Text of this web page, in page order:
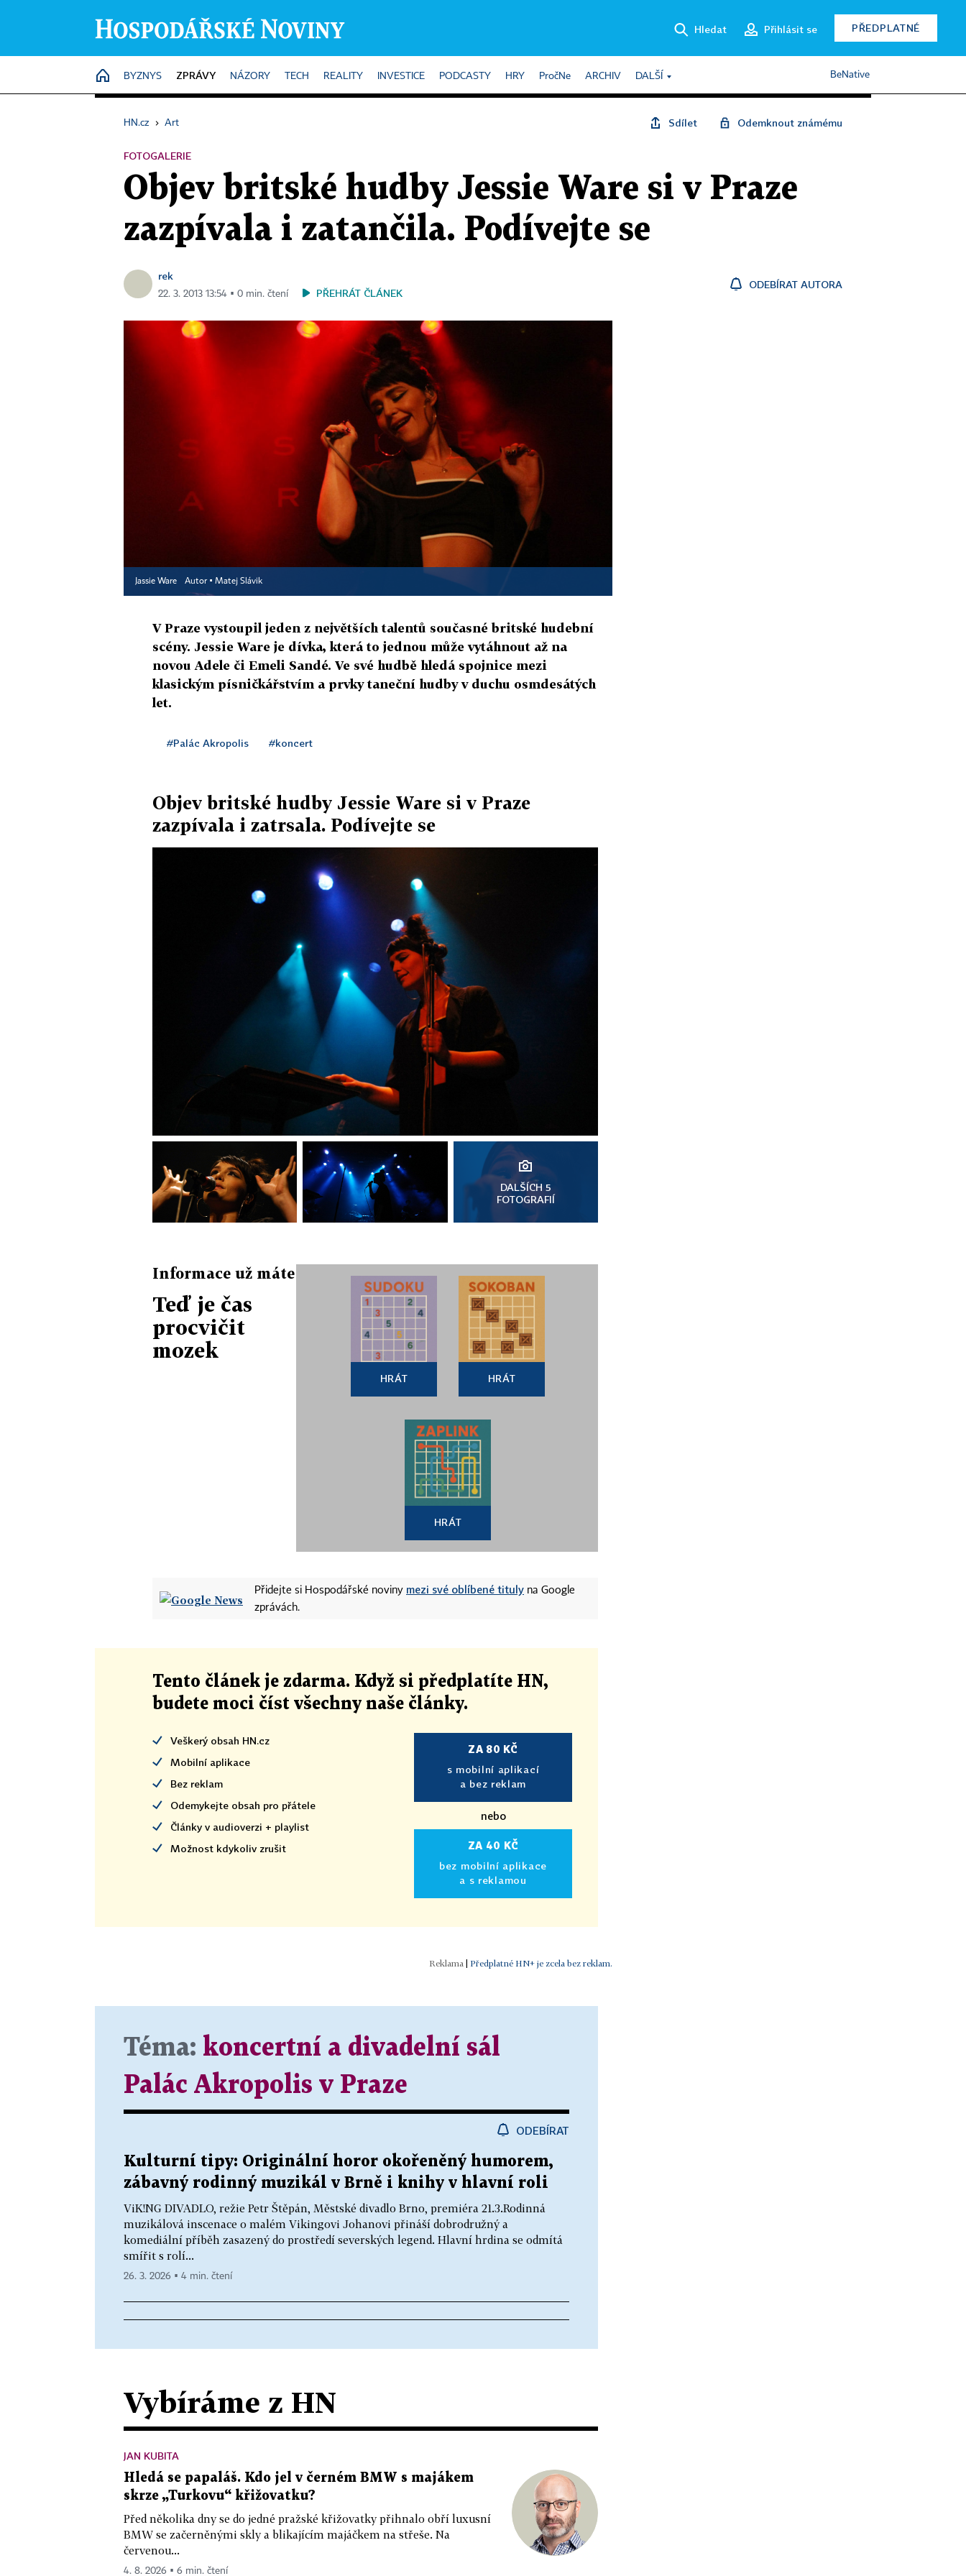
Hledat Přihlásit se PŘEDPLATNÉ
HOME
BYZNYS ZPRÁVY NÁZORY TECH REALITY INVESTICE PODCASTY HRY PročNe ARCHIV DALŠÍ BeNative
HN.cz › Art Sdílet Odemknout známému
FOTOGALERIE
Objev britské hudby Jessie Ware si v Praze
zazpívala i zatančila. Podívejte se
rek
22. 3. 2013 13:54 ▪ 0 min. čtení PŘEHRÁT ČLÁNEK
ODEBÍRAT AUTORA
Jassie Ware Autor ▪ Matej Slávik
V Praze vystoupil jeden z největších talentů současné britské hudební
scény. Jessie Ware je dívka, která to jednou může vytáhnout až na
novou Adele či Emeli Sandé. Ve své hudbě hledá spojnice mezi
klasickým písničkářstvím a prvky taneční hudby v duchu osmdesátých
let.
#Palác Akropolis #koncert
Objev britské hudby Jessie Ware si v Praze
zazpívala i zatrsala. Podívejte se
DALŠÍCH 5
FOTOGRAFIÍ
Informace už máte
Teď je čas
procvičit
mozek
HRÁT HRÁT
HRÁT
Přidejte si Hospodářské noviny mezi své oblíbené tituly na Google
zprávách.
Tento článek je zdarma. Když si předplatíte HN,
budete moci číst všechny naše články.
Veškerý obsah HN.cz
Mobilní aplikace
Bez reklam
Odemykejte obsah pro přátele
Články v audioverzi + playlist
Možnost kdykoliv zrušit
ZA 80 KČ
s mobilní aplikací
a bez reklam
nebo
ZA 40 KČ
bez mobilní aplikace
a s reklamou
Předplatné HN+ je zcela bez reklam.
Téma: koncertní a divadelní sál
Palác Akropolis v Praze
ODEBÍRAT
Kulturní tipy: Originální horor okořeněný humorem,
zábavný rodinný muzikál v Brně i knihy v hlavní roli
ViK!NG DIVADLO, režie Petr Štěpán, Městské divadlo Brno, premiéra 21.3.Rodinná
muzikálová inscenace o malém Vikingovi Johanovi přináší dobrodružný a
komediální příběh zasazený do prostředí severských legend. Hlavní hrdina se odmítá
smířit s rolí...
26. 3. 2026 ▪ 4 min. čtení
Vybíráme z HN
JAN KUBITA
Hledá se papaláš. Kdo jel v černém BMW s majákem
skrze „Turkovu“ křižovatku?
Před několika dny se do jedné pražské křižovatky přihnalo obří luxusní
BMW se začerněnými skly a blikajícím majáčkem na střeše. Na
červenou...
4. 8. 2026 ▪ 6 min. čtení